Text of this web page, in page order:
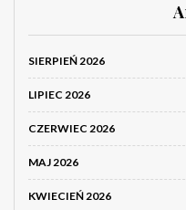
SIERPIEŃ 2026
LIPIEC 2026
CZERWIEC 2026
MAJ 2026
KWIECIEŃ 2026